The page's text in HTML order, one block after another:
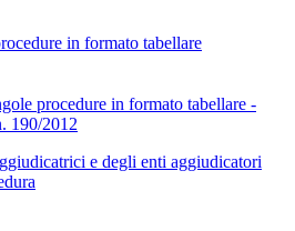
in formato tabellare
procedure in formato tabellare -
190/2012
e degli enti aggiudicatori